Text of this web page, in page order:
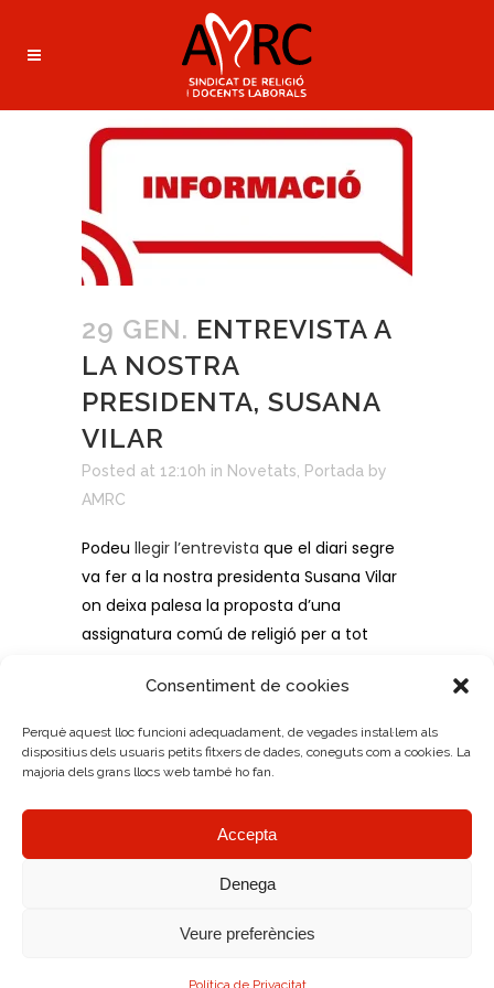
Consentiment de cookies
Perquè aquest lloc funcioni adequadament, de vegades instal·lem als
dispositius dels usuaris petits fitxers de dades, coneguts com a cookies. La
majoria dels grans llocs web també ho fan.
Accepta
Denega
Veure preferències
Política de Privacitat
29 GEN. ENTREVISTA A
LA NOSTRA
PRESIDENTA, SUSANA
VILAR
Posted at 12:10h in Novetats Portada by
AMRC
Podeu llegir l’entrevista que el diari segre
va fer a la nostra presidenta Susana Vilar
on deixa palesa la proposta d’una
assignatura comú de religió per a tot